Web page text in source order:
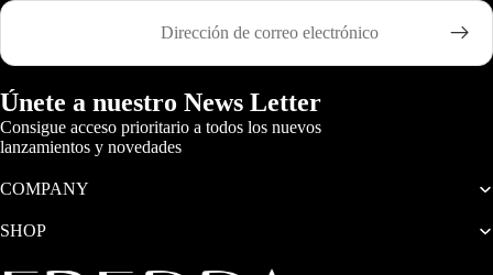
Correo electrónico
Únete a nuestro News Letter
Consigue acceso prioritario a todos los nuevos
lanzamientos y novedades
COMPANY
SHOP